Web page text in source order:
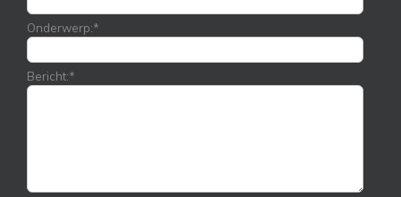
Onderwerp:*
Bericht:*